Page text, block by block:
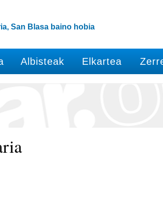
San Blasa baino hobia
Albisteak Elkartea